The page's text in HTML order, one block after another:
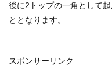
後に2トップの一角として
ととなります。
スポンサーリンク